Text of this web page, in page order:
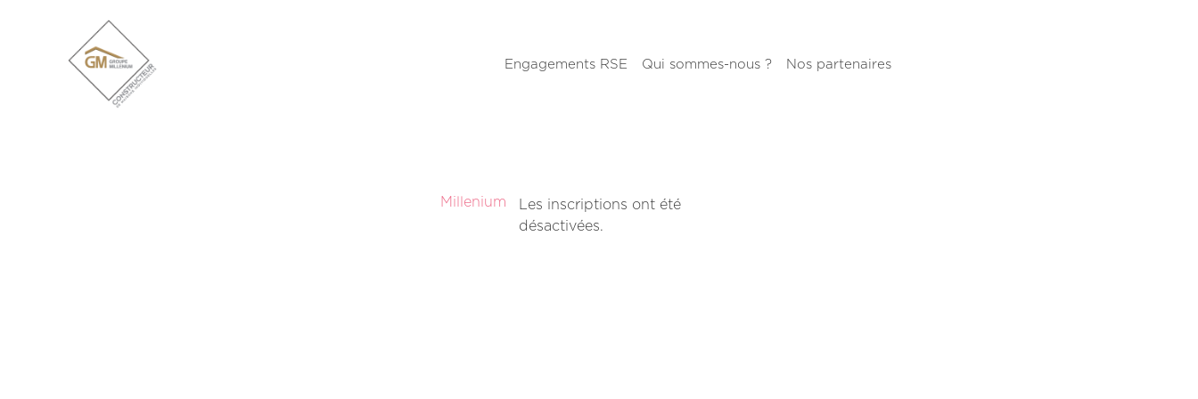
Engagements RSE Qui sommes-nous ? Nos partenaires
Millenium
Les inscriptions ont été
désactivées.